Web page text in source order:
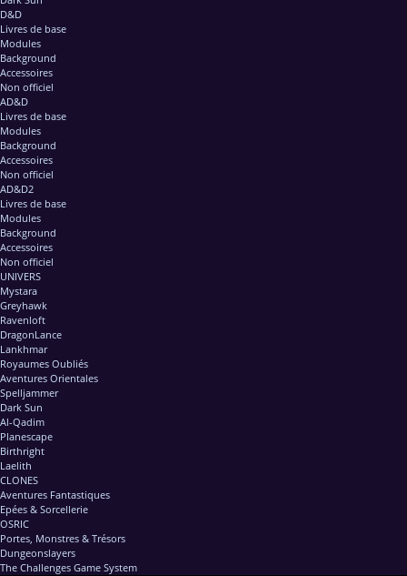
D&D
Livres de base
Modules
Background
Accessoires
Non officiel
AD&D
Livres de base
Modules
Background
Accessoires
Non officiel
AD&D2
Livres de base
Modules
Background
Accessoires
Non officiel
UNIVERS
Mystara
Greyhawk
Ravenloft
DragonLance
Lankhmar
Royaumes Oubliés
Aventures Orientales
Spelljammer
Dark Sun
Al-Qadim
Planescape
Birthright
Laelith
CLONES
Aventures Fantastiques
Epées & Sorcellerie
OSRIC
Portes, Monstres & Trésors
Dungeonslayers
The Challenges Game System